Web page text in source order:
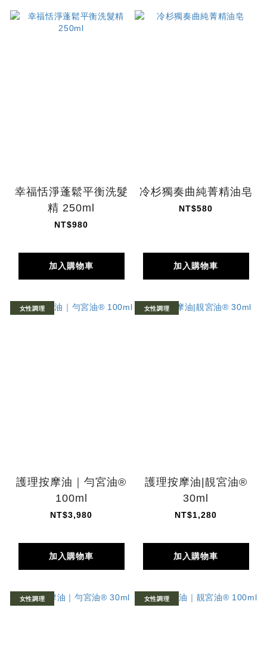
幸福恬淨蓬鬆平衡洗髮
精 250ml
NT$980
加入購物車
冷杉獨奏曲純菁精油皂
NT$580
加入購物車
女性調理
護理按摩油｜勻宮油®
100ml
NT$3,980
加入購物車
女性調理
護理按摩油|靚宮油®
30ml
NT$1,280
加入購物車
女性調理 女性調理